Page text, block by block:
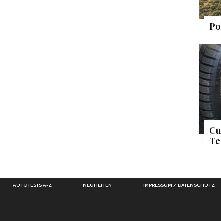
AUTOTESTS A-Z NEUHEITEN IMPRESSUM / DATENSCHUTZ